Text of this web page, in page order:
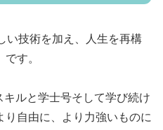
い技術を加え、人生を再構
す。
ルと学士号そして学び続け
り自由に、より力強いものに